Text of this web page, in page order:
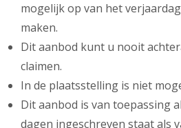
mogelijk op van het
maken.
Dit aanbod kunt u nooit
claimen.
In de plaatsstelling is niet
Dit aanbod is van toepassing
dagen ingeschreven staat als